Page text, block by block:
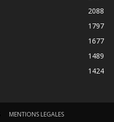
2088
1797
1677
1489
1424
MENTIONS LEGALES